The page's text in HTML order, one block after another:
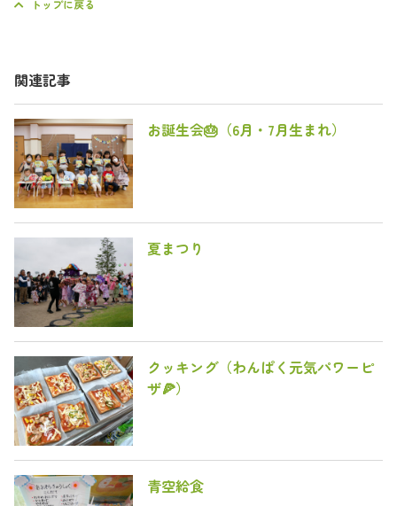
トップに戻る
関連記事
お誕生会🎂（6月・7月生まれ）
夏まつり
クッキング（わんぱく元気パワーピ
ザ🍕）
青空給食